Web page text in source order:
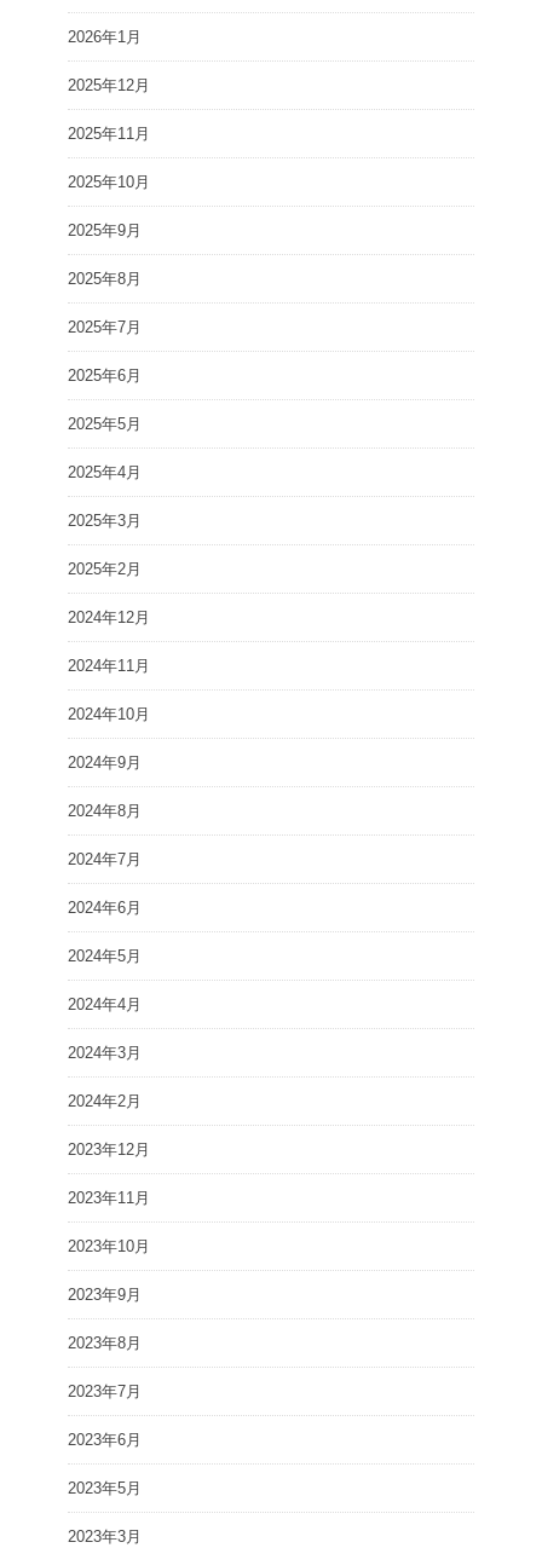
2026年1月
2025年12月
2025年11月
2025年10月
2025年9月
2025年8月
2025年7月
2025年6月
2025年5月
2025年4月
2025年3月
2025年2月
2024年12月
2024年11月
2024年10月
2024年9月
2024年8月
2024年7月
2024年6月
2024年5月
2024年4月
2024年3月
2024年2月
2023年12月
2023年11月
2023年10月
2023年9月
2023年8月
2023年7月
2023年6月
2023年5月
2023年3月